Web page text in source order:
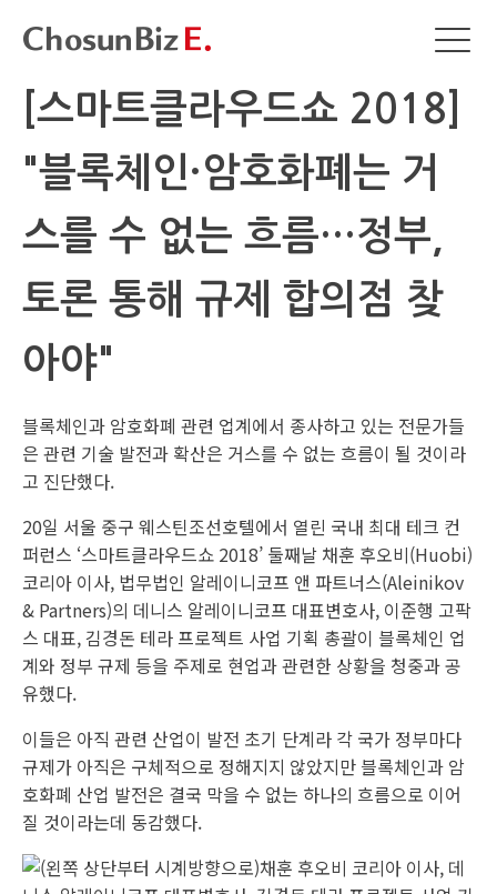
[스마트클라우드쇼 2018]
"블록체인·암호화폐는 거
스를 수 없는 흐름…정부,
토론 통해 규제 합의점 찾
아야"
블록체인과 암호화폐 관련 업계에서 종사하고 있는 전문가들
은 관련 기술 발전과 확산은 거스를 수 없는 흐름이 될 것이라
고 진단했다.
20일 서울 중구 웨스틴조선호텔에서 열린 국내 최대 테크 컨
퍼런스 ‘스마트클라우드쇼 2018’ 둘째날 채훈 후오비(Huobi)
코리아 이사, 법무법인 알레이니코프 앤 파트너스(Aleinikov
& Partners)의 데니스 알레이니코프 대표변호사, 이준행 고팍
스 대표, 김경돈 테라 프로젝트 사업 기획 총괄이 블록체인 업
계와 정부 규제 등을 주제로 현업과 관련한 상황을 청중과 공
유했다.
이들은 아직 관련 산업이 발전 초기 단계라 각 국가 정부마다
규제가 아직은 구체적으로 정해지지 않았지만 블록체인과 암
호화폐 산업 발전은 결국 막을 수 없는 하나의 흐름으로 이어
질 것이라는데 동감했다.